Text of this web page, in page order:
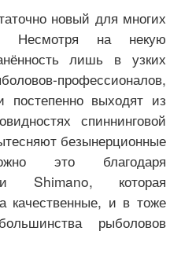
новый для многих
Несмотря на некую
лишь в узких
постепенно выходят из
спиннинговой
безынерционные
это благодаря
Shimano, которая
качественные, и в тоже
рыболовов